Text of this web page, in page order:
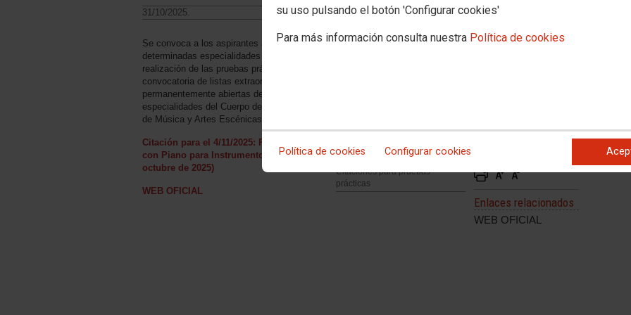
su uso pulsando el botón 'Configurar cookies'
Para más información consulta nuestra Política de cookies
Política de cookies Configurar cookies
31/10/2025.
Citaciones para pruebas
prácticas
Se convoca a los aspirantes admitidos de
determinadas especialidades para la
realización de las pruebas prácticas de la
convocatoria de listas extraordinarias
permanentemente abiertas de
especialidades del Cuerpo de Catedráticos
de Música y Artes Escénicas.
Citación para el 4/11/2025: Repertorio
con Piano para Instrumentos (31 de
octubre de 2025)
WEB OFICIAL
Enlaces relacionados
WEB OFICIAL